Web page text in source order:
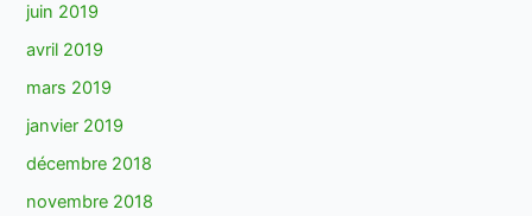
juin 2019
avril 2019
mars 2019
janvier 2019
décembre 2018
novembre 2018